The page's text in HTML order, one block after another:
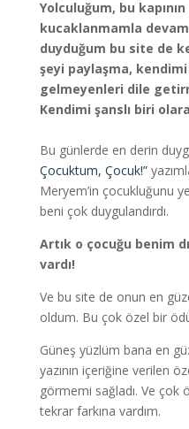
Yolculuğum, bu kapının
kucaklanmamla
duyduğum bu site de
şeyi paylaşma,
gelmeyenleri dile
Kendimi şanslı biri
Bu günlerde en derin
Çocuktum, Çocuk!”
Meryem’in çocukluğunu
beni çok duygulandırdı.
Artık o çocuğu benim
vardı!
Ve bu site de onun en
oldum. Bu çok özel bir
Güneş yüzlüm bana en
yazının içeriğine verilen
görmemi sağladı. Ve çok
tekrar farkına vardım.